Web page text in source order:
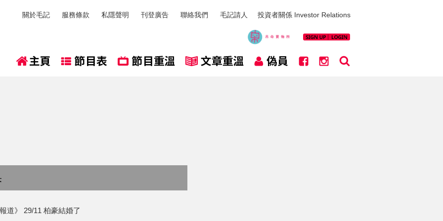
關於毛記 服務條款 私隱聲明 刊登廣告 聯絡我們 毛記請人 投資者關係 Investor Relations
道》 29/11 柏豪結婚了